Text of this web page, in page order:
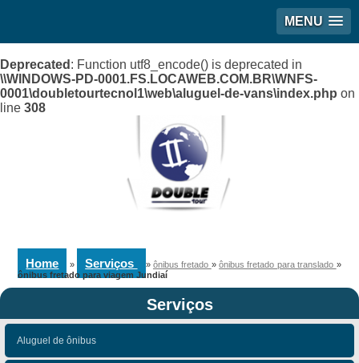
MENU
Deprecated : Function utf8_encode() is deprecated in
\\WINDOWS-PD-0001.FS.LOCAWEB.COM.BR\WNFS-
0001\doubletourtecnol1\web\aluguel-de-vans\index.php on
line 308
Home » Serviços » ônibus fretado »ônibus fretado para translado »
ônibus fretado para viagem Jundiaí
Serviços
Aluguel de ônibus